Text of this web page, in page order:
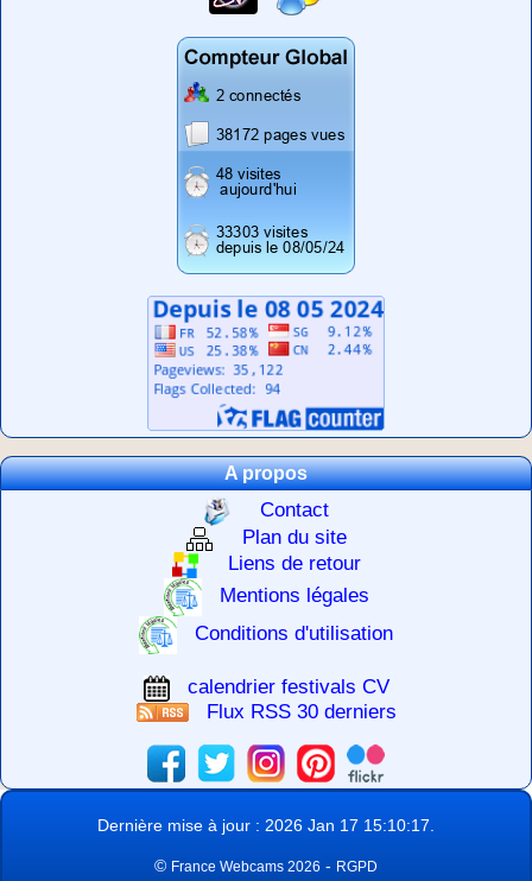
A propos
Contact
Plan du site
Liens de retour
Mentions légales
Conditions d'utilisation
calendrier festivals CV
Flux RSS 30 derniers
Dernière mise à jour : 2026 Jan 17 15:10:17.
© France Webcams 2026 - RGPD